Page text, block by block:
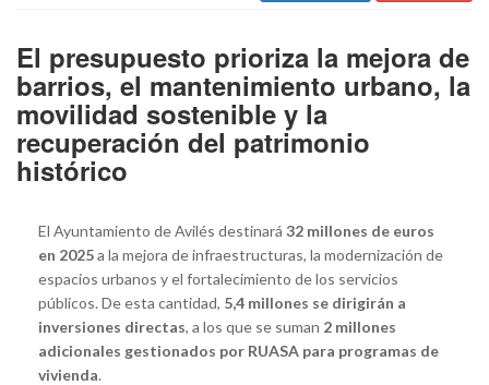
El presupuesto prioriza la mejora de
barrios, el mantenimiento urbano, la
movilidad sostenible y la
recuperación del patrimonio
histórico
El Ayuntamiento de Avilés destinará 32 millones de euros
en 2025a la mejora de infraestructuras, la modernización de
espacios urbanos y el fortalecimiento de los servicios
públicos. De esta cantidad, 5,4 millones se dirigirán a
inversiones directas, a los que se suman 2 millones
adicionales gestionados por RUASA para programas de
vivienda.